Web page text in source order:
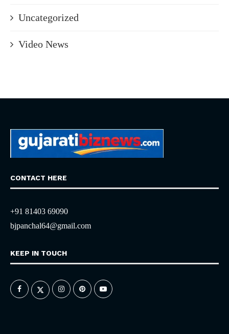
Uncategorized
Video News
CONTACT HERE
+91 81403 69090
bjpanchal64@gmail.com
KEEP IN TOUCH